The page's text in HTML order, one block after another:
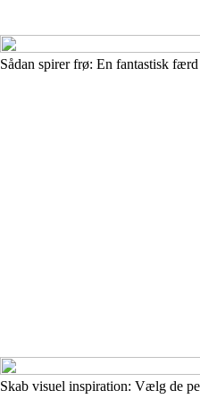
Sådan spirer frø: En fantastisk
Skab visuel inspiration: Vælg de